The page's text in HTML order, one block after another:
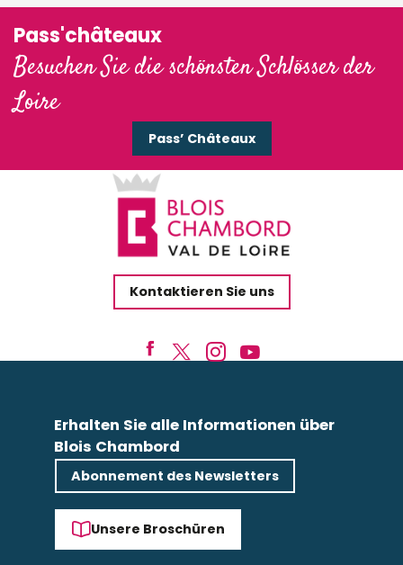
Pass'châteaux
Besuchen Sie die schönsten Schlösser der
Loire
Pass’ Châteaux
Kontaktieren Sie uns
Erhalten Sie alle Informationen über
Blois Chambord
Abonnement des Newsletters
Unsere Broschüren